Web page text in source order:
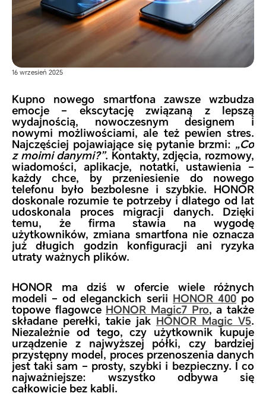
16 wrzesień 2025
Kupno nowego smartfona zawsze wzbudza
emocje – ekscytację związaną z lepszą
wydajnością, nowoczesnym designem i
nowymi możliwościami, ale też pewien stres.
Najczęściej pojawiające się pytanie brzmi: „Co
z moimi danymi?”. Kontakty, zdjęcia, rozmowy,
wiadomości, aplikacje, notatki, ustawienia –
każdy chce, by przeniesienie do nowego
telefonu było bezbolesne i szybkie. HONOR
doskonale rozumie te potrzeby i dlatego od lat
udoskonala proces migracji danych. Dzięki
temu, że firma stawia na wygodę
użytkowników, zmiana smartfona nie oznacza
już długich godzin konfiguracji ani ryzyka
utraty ważnych plików.
HONOR ma dziś w ofercie wiele różnych
modeli – od eleganckich serii HONOR 400po
topowe flagowce HONOR Magic7 Pro, a także
składane perełki, takie jak HONOR Magic V5.
Niezależnie od tego, czy użytkownik kupuje
urządzenie z najwyższej półki, czy bardziej
przystępny model, proces przenoszenia danych
jest taki sam – prosty, szybki i bezpieczny. I co
najważniejsze: wszystko odbywa się
całkowicie bez kabli.